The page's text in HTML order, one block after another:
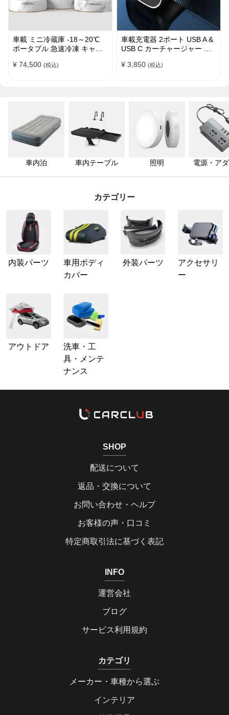
車載 ミニ冷蔵庫 -18～20℃
ポータブル 急速冷凍 キャン
¥ 74,500 (税込)
車載充電器 2ポート USB A &
USB C カーチャージャー 急
¥ 3,850 (税込)
車内泊 車内テーブル 照明
電源・ア
カテゴリー
内装パーツ
車用ボディ
カバー
外装パーツ
アクセサリ
ー
アウトドア
洗車・工
具・メンテ
ナンス
SHOP
配送について
返品・交換について
お問い合わせ・ヘルプ
お客様の声・口コミ
特定商取引法に基づく表記
INFO
運営会社
ブログ
サービス利用規約
カテゴリ
メーカー・車種から選ぶ
インテリア